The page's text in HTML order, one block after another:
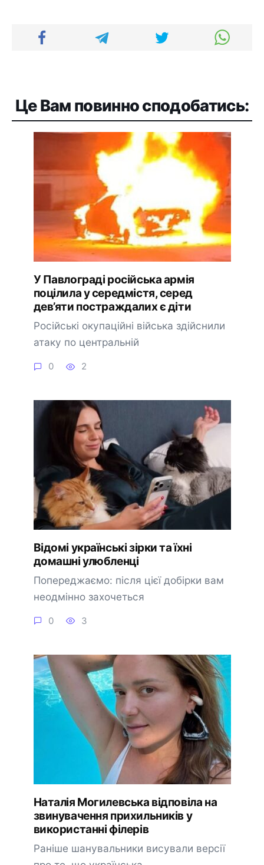
Це Вам повинно сподобатись:
У Павлограді російська армія
поцілила у середмістя, серед
дев’яти постраждалих є діти
Російські окупаційні війська здійснили
атаку по центральній
0 2
Відомі українські зірки та їхні
домашні улюбленці
Попереджаємо: після цієї добірки вам
неодмінно захочеться
0 3
Наталія Могилевська відповіла на
звинувачення прихильників у
використанні філерів
Раніше шанувальники висували версії